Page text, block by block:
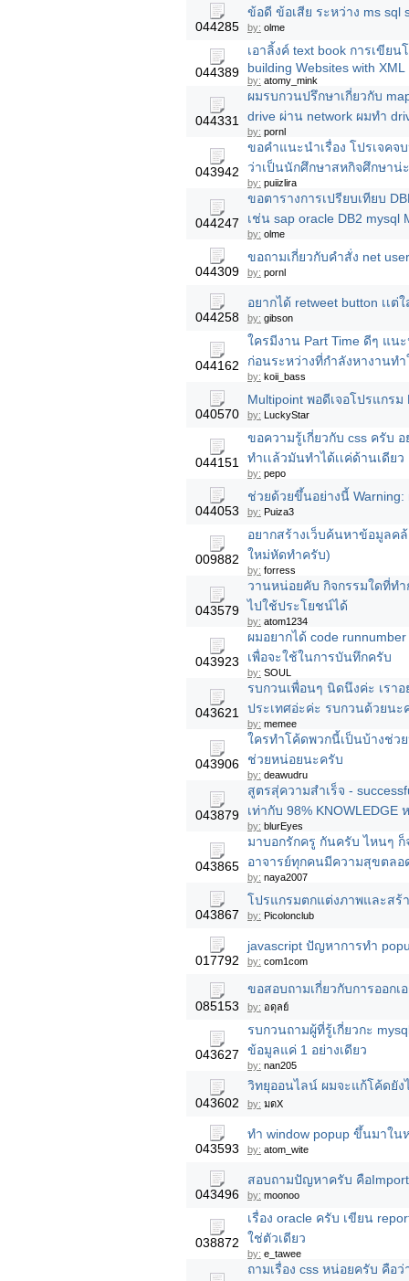
044285
ข้อดี ข้อเสีย ระหว่าง ms sql
by: olme
044389
เอาลิ้งค์ text book การเขีย
building Websites with XML
by: atomy_mink
044331
ผมรบกวนปรึกษาเกี่ยวกับ
drive ผ่าน network ผมทำ
by: pornl
043942
ขอคำแนะนำเรื่อง โปรเจค
ว่าเป็นนักศึกษาสหกิจศึกษาน่
by: puiizlira
044247
ขอตารางการเปรียบเทียบ
เช่น sap oracle DB2 mysql
by: olme
044309
ขอถามเกี่ยวกับคำสั่ง net
by: pornl
044258
อยากได้ retweet button เเ
by: gibson
044162
ใครมีงาน Part Time ดีๆ แน
ก่อนระหว่างที่กำลังหางานท
by: koii_bass
040570
Multipoint พอดีเจอโปรแกร
by: LuckyStar
044151
ขอความรู้เกี่ยวกับ css ครับ
ทำเเล้วมันทำได้เเค่ด้านเดียว
by: pepo
044053
ช่วยด้วยขึ้นอย่างนี้ Warning:
by: Puiza3
009882
อยากสร้างเว็บค้นหาข้อมูลค
ใหม่หัดทำครับ)
by: forress
043579
วานหน่อยคับ กิจกรรมใดที่ท
ไปใช้ประโยชน์ได้
by: atom1234
043923
ผมอยากได้ code
เพื่อจะใช้ในการบันทึกครับ
by: SOUL
043621
รบกวนเพื่อนๆ นิดนึงค่ะ เรา
ประเทศอ่ะค่ะ รบกวนด้วยนะ
by: memee
043906
ใครทำโค้ดพวกนี้เป็นบ้างช่ว
ช่วยหน่อยนะครับ
by: deawudru
043879
สูตรสุ่ความสำเร็จ -
เท่ากับ 98% KNOWLEDGE
by: blurEyes
043865
มาบอกรักครู กันครับ ไหนๆ
อาจารย์ทุกคนมีความสุขตลอ
by: naya2007
043867
โปรแกรมตกแต่งภาพและสร้
by: Picolonclub
017792
javascript ปัญหาการทำ
by: com1com
085153
ขอสอบถามเกี่ยวกับการออก
by: อดุลย์
043627
รบกวนถามผู้ที่รู้เกี่ยวกะ
ข้อมูลแค่ 1 อย่างเดียว
by: nan205
043602
วิทยุออนไลน์ ผมจะแก้โค้ดยัง
by: มดX
043593
ทำ window popup ขึ้นมาใ
by: atom_wite
043496
สอบถามปัญหาครับ คือ
by: moonoo
038872
เรื่อง oracle ครับ เขียน
ใช่ตัวเดียว
by: e_tawee
ถามเรื่อง css หน่อยครับ คือ